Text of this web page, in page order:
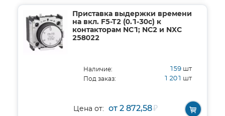
Приставка выдержки времени
на вкл. F5-T2 (0.1-30с) к
контакторам NC1; NC2 и NXC
258022
Наличие: 159 шт
Под заказ: 1 201 шт
Цена от: от 2 872,58₽